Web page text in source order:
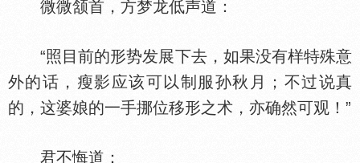
微微颔首，方梦龙低声道：
“照目前的形势发展下去，如果没有样特殊意
外的话，瘦影应该可以制服孙秋月；不过说真
的，这婆娘的一手挪位移形之术，亦确然可观！”
君不悔道：